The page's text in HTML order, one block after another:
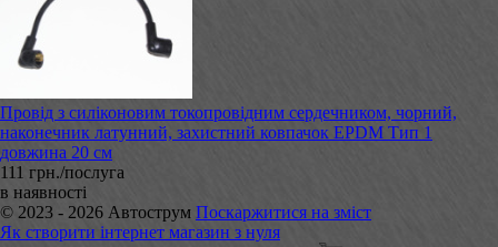
Провід з силіконовим токопровідним сердечником, чорний,
наконечник латунний, захистний ковпачок EPDM Тип 1
довжина 20 см
111 грн./послуга
в наявності
© 2023 - 2026 Автострум Поскаржитися на зміст
Як створити інтернет магазин з нуля